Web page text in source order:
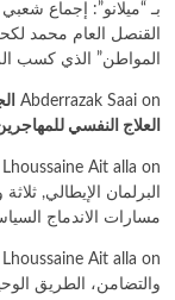
بـ “ميلانو”: إجماع
القنصل العام محمد
المواطن” الذي كسب
Abderrazak Saai on
العلاج النفسي
Lhoussaine Ait alla on
البرلمان الإيطالي,
مسارات الاندماج
Lhoussaine Ait alla on
والتضامن، الطريق